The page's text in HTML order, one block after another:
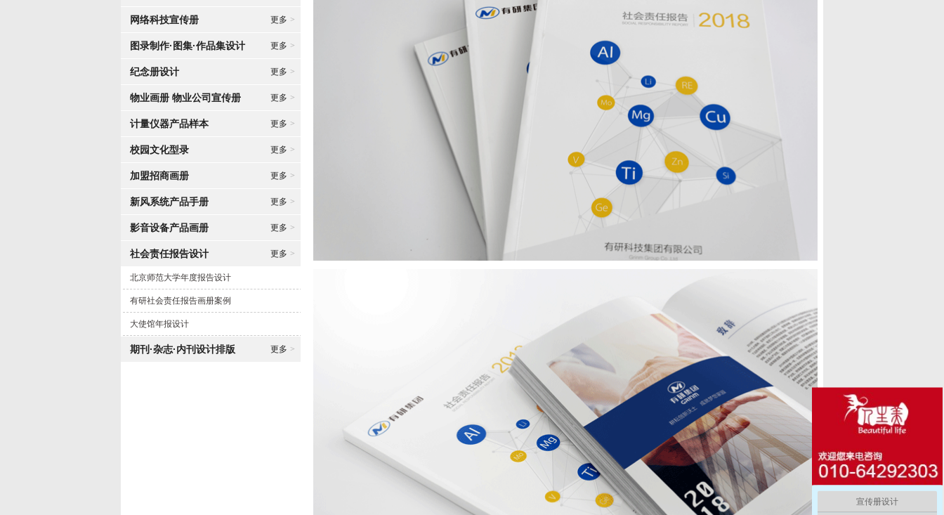
网络科技宣传册 更多 >
图录制作·图集·作品集设计 更多 >
纪念册设计 更多 >
物业画册 物业公司宣传册 更多 >
计量仪器产品样本 更多 >
校园文化型录 更多 >
加盟招商画册 更多 >
新风系统产品手册 更多 >
影音设备产品画册 更多 >
社会责任报告设计 更多 >
北京师范大学年度报告设计
有研社会责任报告画册案例
大使馆年报设计
期刊·杂志·内刊设计排版 更多 >
宣传册设计